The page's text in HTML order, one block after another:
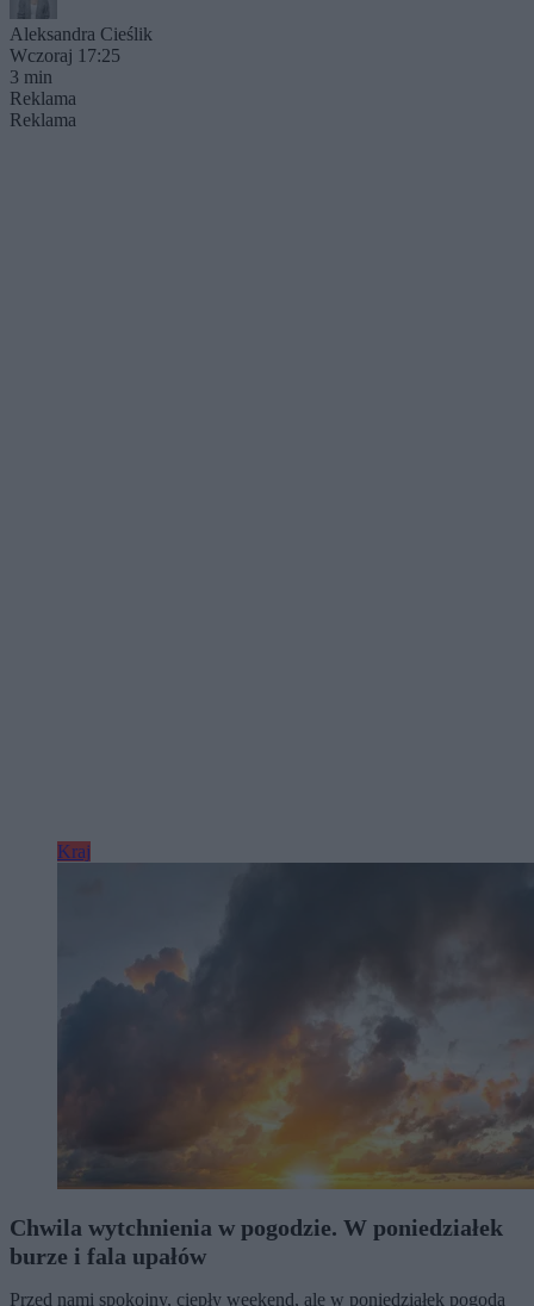
Aleksandra Cieślik
Wczoraj 17:25
3 min
Reklama
Reklama
Kraj
Chwila wytchnienia w pogodzie. W poniedziałek
burze i fala upałów
Przed nami spokojny, ciepły weekend, ale w poniedziałek pogoda